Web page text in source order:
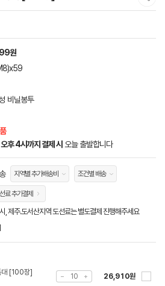
원
비닐봉투
후 4시까지 결제 시 오늘 출발합니다
지역별 추가배송비 조건별 배송
료 추가결제
, 제주.도서산지역 도선료는 별도결제 진행해주세요
대 [100장]
26,910원